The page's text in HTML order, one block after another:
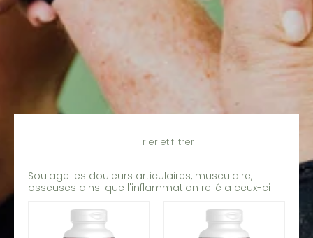
Passer au contenu principalTrier et filtrer
Soulage les douleurs articulaires, musculaire,
osseuses ainsi que l'inflammation relié a ceux-ci